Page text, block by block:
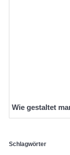
Wie gestaltet
Schlagwörter